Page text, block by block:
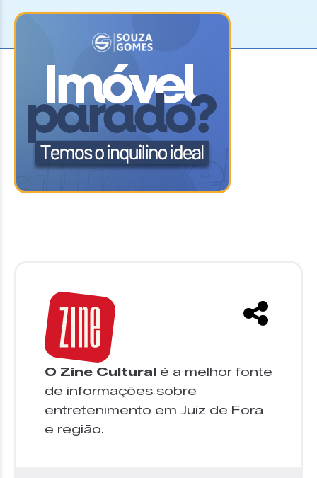
O Zine Cultural é a melhor fonte
de informações sobre
entretenimento em Juiz de Fora
e região.